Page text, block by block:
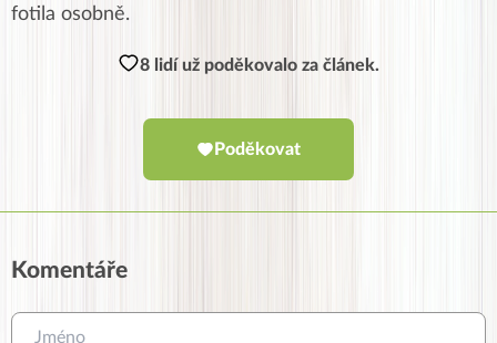
fotila osobně.
8 lidí už poděkovalo za článek.
Poděkovat
Komentáře